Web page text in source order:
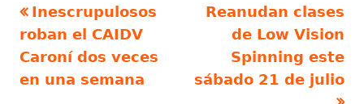
Navegación
de
entradas
Artículo
anterior
Inescrupulosos
roban el CAIDV
Caroní dos veces
en una semana
Artículo
siguiente
Reanudan clases
de Low Vision
Spinning este
sábado 21 de julio